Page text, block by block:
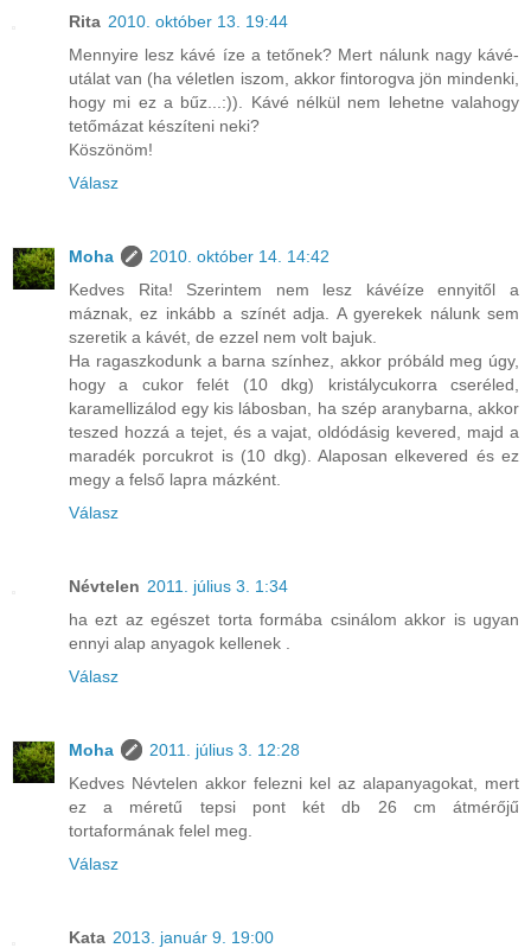
Rita 2010. október 13. 19:44
Mennyire lesz kávé íze a tetőnek? Mert nálunk nagy kávé-
utálat van (ha véletlen iszom, akkor fintorogva jön mindenki,
hogy mi ez a bűz...:)). Kávé nélkül nem lehetne valahogy
tetőmázat készíteni neki?
Köszönöm!
Válasz
Moha
2010. október 14. 14:42
Kedves Rita! Szerintem nem lesz kávéíze ennyitől a
máznak, ez inkább a színét adja. A gyerekek nálunk sem
szeretik a kávét, de ezzel nem volt bajuk.
Ha ragaszkodunk a barna színhez, akkor próbáld meg úgy,
hogy a cukor felét (10 dkg) kristálycukorra cseréled,
karamellizálod egy kis lábosban, ha szép aranybarna, akkor
teszed hozzá a tejet, és a vajat, oldódásig kevered, majd a
maradék porcukrot is (10 dkg). Alaposan elkevered és ez
megy a felső lapra mázként.
Válasz
Névtelen 2011. július 3. 1:34
ha ezt az egészet torta formába csinálom akkor is ugyan
ennyi alap anyagok kellenek .
Válasz
Moha
2011. július 3. 12:28
Kedves Névtelen akkor felezni kel az alapanyagokat, mert
ez a méretű tepsi pont két db 26 cm átmérőjű
tortaformának felel meg.
Válasz
Kata 2013. január 9. 19:00